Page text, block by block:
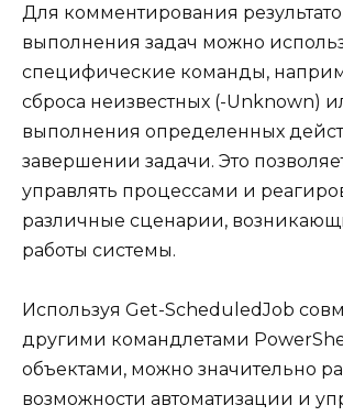
Для комментирования
выполнения задач можно
специфические команды,
сброса неизвестных (-Unknown)
выполнения определенных
завершении задачи. Это
управлять процессами и
различные сценарии,
работы системы.
Используя Get-ScheduledJob
другими командлетами
объектами, можно значительно
возможности автоматизации и